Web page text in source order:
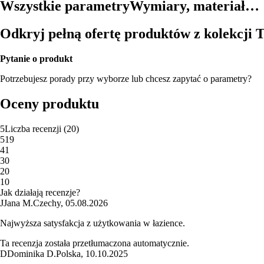
Wszystkie parametryWymiary, materiał…
Odkryj pełną ofertę produktów z kolekcji
Pytanie o produkt
Potrzebujesz porady przy wyborze lub chcesz zapytać o parametry?
Oceny produktu
5Liczba recenzji (20)
519
41
30
20
10
Jak działają recenzje?
JJana M.Czechy, 05.08.2026
Najwyższa satysfakcja z użytkowania w łazience.
Ta recenzja została przetłumaczona automatycznie.
DDominika D.Polska, 10.10.2025